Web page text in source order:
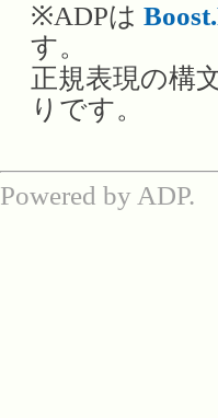
※ADPは
す。
正規表現の構
りです。
Powered by ADP.